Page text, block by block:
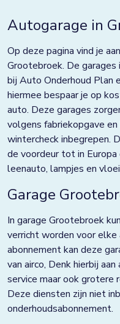
Dokkum
Drachten
Eindhoven
Elst
Emmen
Enkhuizen
Franeker
Goor
Grave
Groningen
Grootebroek
Autogarage in
Op deze pagina vind je
Grootebroek. De
bij Auto Onderhoud Plan
hiermee bespaar je op
auto. Deze garages
volgens fabriekopgave
wintercheck inbegrepen.
de voordeur tot in
leenauto, lampjes en
Garage
In garage Grootebroek
verricht worden voor
abonnement kan deze
van airco, Denk hierbij
service maar ook grotere
Deze diensten zijn niet
onderhoudsabonnement.